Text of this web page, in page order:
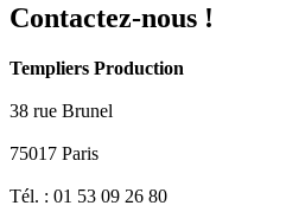
Contactez-nous !
Templiers Production
38 rue Brunel
75017 Paris
Tél. : 01 53 09 26 80